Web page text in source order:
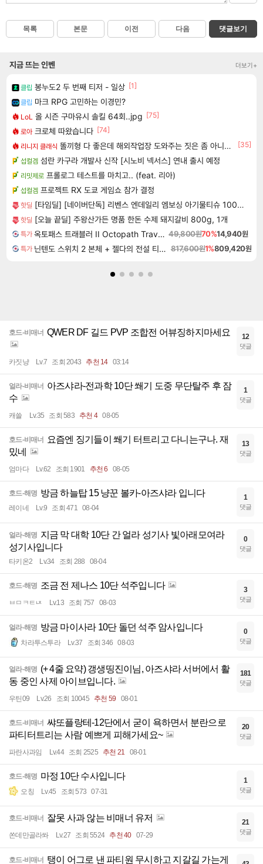
목록 본문 이전 다음 댓글보기
지금 뜨는 인벤 더보기+
클립 봉누도2 두 번째 티저 - 일상 [1]
클립 마크 RPG 고민하는 이경민?
LoL 올 시즌 구마유시 솔킬 64회..jpg [75]
로아 크로체 따왔습니다 [74]
리니지 클래식 똘끼형 다 좋은데 해외작업장 도와주는 짓은 좀 아니지않냐?
[35]
섭컬겜 섬란 카구라 개발사 신작 [시노비 넥서스] 연내 출시 예정
리밋제로 프롤로그 테스트를 마치고.. (feat. 리아)
섭컬겜 프로젝트 RX 도쿄 게임쇼 참가 결정
핫딜 [타임딜] [네이버단독] 리벤스 엔데일리 엠보싱 아기물티슈 100매, 10개
핫딜 [오늘 끝딜] 주왕산가든 명품 한돈 수제 돼지갈비 800g, 1개
특가 옥토패스 트래블러 II Octopath Traveler II 49,800원70%14,940원
특가 닌텐도 스위치 2 본체 + 젤다의 전설 티어스 오브 더 킹덤 닌텐도 스위치 2 에디션 + 젤다의 전설 브레스 오브 더 와일드 닌텐도 스위치 2 에디션 번들 817,600원1%809,420원
호드-비매너 QWER DF 길드 PVP 조합전 어뷰징하지마세요
카짓냥 Lv.7 조회 2043 추천 14 03:14
12
댓글
얼라-비매너 아즈샤라-전과학 10단 쐐기 도중 무단탈주 후 잠
수
캐쓸 Lv.35 조회 583 추천 4 08-05
1
댓글
호드-비매너
요즘엔 징기들이 쐐기 터트리고 다니는구나. 재
밌네
엄마다 Lv.62 조회 1901 추천 6 08-05
13
댓글
호드-해명 방금 하늘탑 15 냥꾼 볼카-아즈샤라 입니다
레이네 Lv.9 조회 471 08-04
1
댓글
얼라-해명 지금 막 대학 10단 간 얼라 성기사 빛아래모여라
성기사입니다
타키온2 Lv.34 조회 288 08-04
0
댓글
호드-해명 조금 전 제나스 10단 석주입니다
ㅂㅁㅋㅌㄵ Lv.13 조회 757 08-03
3
댓글
얼라-해명 방금 마이사라 10단 돌던 석주 암사입니다
차라투스투라 Lv.37 조회 346 08-03
0
댓글
얼라-해명 (+ 4줄 요약) 갱생띵진이님, 아즈샤라 서버에서 활
동 중인 사제 아이브입니다.
우틴09 Lv.26 조회 10045 추천 59 08-01
181
댓글
호드-비매너 쌰또플랑테-12단에서 굳이 욕하면서 분란으로
파티터트리는 사람 예쁘게 피해가세요~
파란사과임 Lv.44 조회 2525 추천 21 08-01
20
댓글
호드-해명 마정 10단 수사입니다
오칭 Lv.45 조회 573 07-31
1
댓글
호드-비매너 잘못 사과 않는 비매너 유저
쏜데만골라쏴 Lv.27 조회 5524 추천 40 07-29
21
댓글
호드-비매너 탱이 어그로 낸 파티원 무시하고 지갈길 가는게